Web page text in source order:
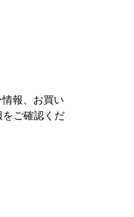
報、お買い
ご確認くだ